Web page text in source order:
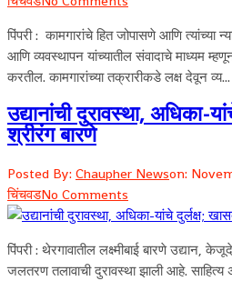
पिंपरी : कामगारांचे हित जोपासणे आणि त्यांच्या
आणि व्यवस्थापन यांच्यातील संवादाचे माध्यम
करतील. कामगारांच्या तक्रारीकडे लक्ष देवून व्य...
उद्यानांची दुरावस्था, अधिका-
श्रीरंग बारणे
Posted By: Chaupher Newson:
चिंचवडNo Comments
पिंपरी : थेरगावातील लक्ष्मीबाई बारणे उद्यान,
जलतरण तलावाची दुरावस्था झाली आहे.